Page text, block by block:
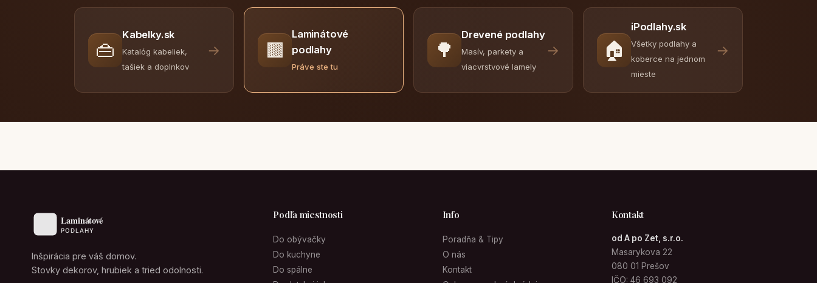
👜
Kabelky.sk
Katalóg kabeliek,
tašiek a doplnkov
→ 🟫
Laminátové
podlahy
Práve ste tu
🌳
Drevené podlahy
Masív, parkety a
viacvrstvové lamely
→ 🏠
iPodlahy.sk
Všetky podlahy a
koberce na jednom
mieste
→
Inšpirácia pre váš domov.
Stovky dekorov, hrubiek a tried odolnosti.
Podľa miestnosti
Do obývačky
Do kuchyne
Do spálne
Info
Poradňa & Tipy
O nás
Kontakt
Kontakt
od A po Zet, s.r.o.
Masarykova 22
080 01 Prešov
IČO: 46 693 092